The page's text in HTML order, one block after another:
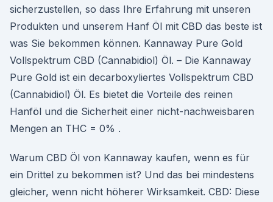
sicherzustellen, so dass Ihre Erfahrung mit unseren
Produkten und unserem Hanf Öl mit CBD das beste ist
was Sie bekommen können. Kannaway Pure Gold
Vollspektrum CBD (Cannabidiol) Öl. – Die Kannaway
Pure Gold ist ein decarboxyliertes Vollspektrum CBD
(Cannabidiol) Öl. Es bietet die Vorteile des reinen
Hanföl und die Sicherheit einer nicht-nachweisbaren
Mengen an THC = 0% .
Warum CBD Öl von Kannaway kaufen, wenn es für
ein Drittel zu bekommen ist? Und das bei mindestens
gleicher, wenn nicht höherer Wirksamkeit. CBD: Diese